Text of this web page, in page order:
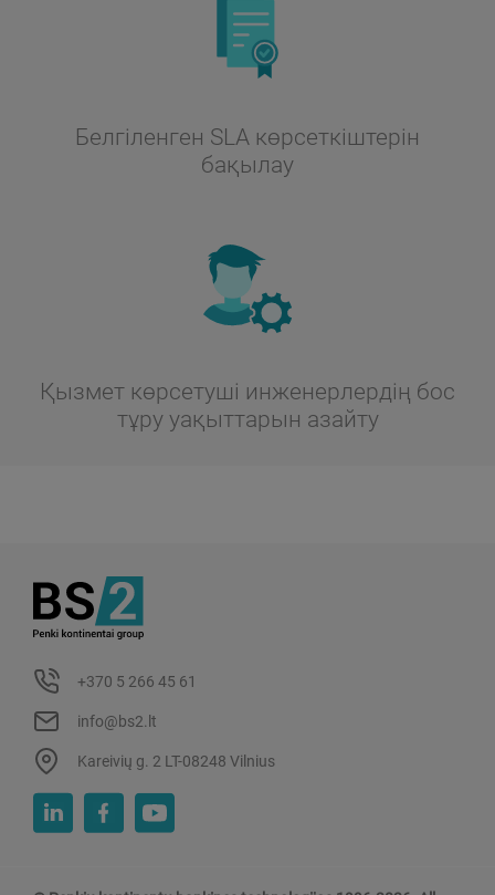
Белгіленген SLA көрсеткіштерін
бақылау
Қызмет көрсетуші инженерлердің бос
тұру уақыттарын азайту
+370 5 266 45 61
info@bs2.lt
Kareivių g. 2 LT-08248 Vilnius